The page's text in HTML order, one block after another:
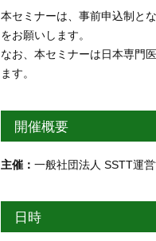
本セミナーは、事前申込制と
をお願いします。
なお、本セミナーは日本専門
ます。
開催概要
主催： 一般社団法人 SSTT運
日時